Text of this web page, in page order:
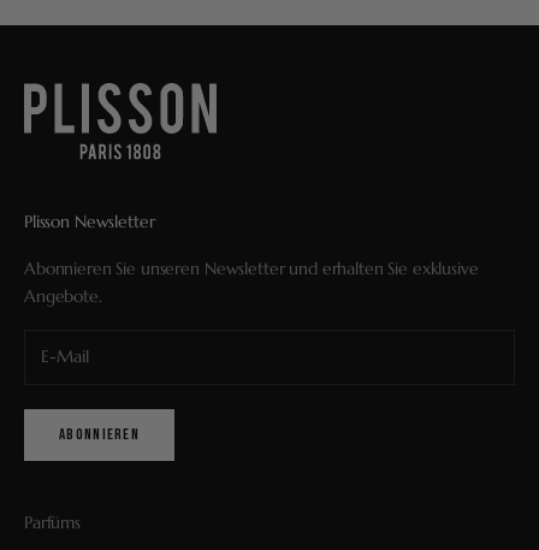
Plisson Newsletter
Abonnieren Sie unseren Newsletter und erhalten Sie exklusive
Angebote.
ABONNIEREN
Parfüms